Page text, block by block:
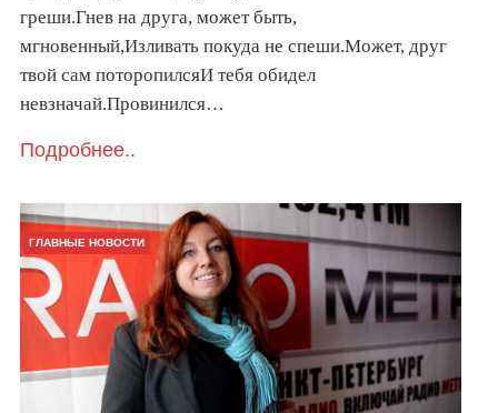
греши.Гнев на друга, может быть,
мгновенный,Изливать покуда не спеши.Может, друг
твой сам поторопилсяИ тебя обидел
невзначай.Провинился…
Подробнее..
ГЛАВНЫЕ НОВОСТИ